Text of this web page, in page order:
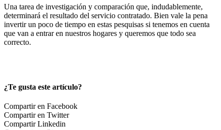
Una tarea de investigación y comparación que, indudablemente,
determinará el resultado del servicio contratado. Bien vale la pena
invertir un poco de tiempo en estas pesquisas si tenemos en cuenta
que van a entrar en nuestros hogares y queremos que todo sea
correcto.
¿Te gusta este artículo?
Compartir en Facebook
Compartir en Twitter
Compartir Linkedin